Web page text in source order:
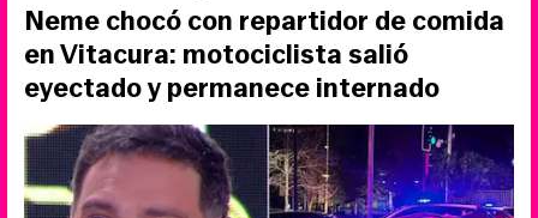
Neme chocó con repartidor de comida
en Vitacura: motociclista salió
eyectado y permanece internado